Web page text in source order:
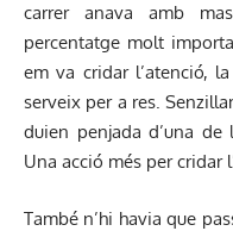
carrer anava amb
percentatge molt
em va cridar l’atenció,
serveix per a res.
duien penjada d’una
Una acció més per cridar
També n’hi havia que